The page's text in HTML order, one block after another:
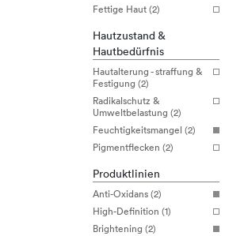
Fettige Haut (2)
Hautzustand &
Hautbedürfnis
Hautalterung - straffung &
Festigung (2)
Radikalschutz &
Umweltbelastung (2)
Feuchtigkeitsmangel (2)
Pigmentflecken (2)
Produktlinien
Anti-Oxidans (2)
High-Definition (1)
Brightening (2)